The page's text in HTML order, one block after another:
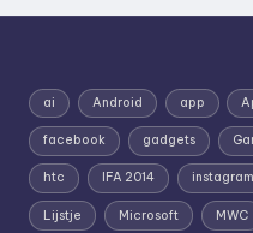
ai Android app
facebook gadgets
htc IFA 2014 instagram
Lijstje Microsoft MWC